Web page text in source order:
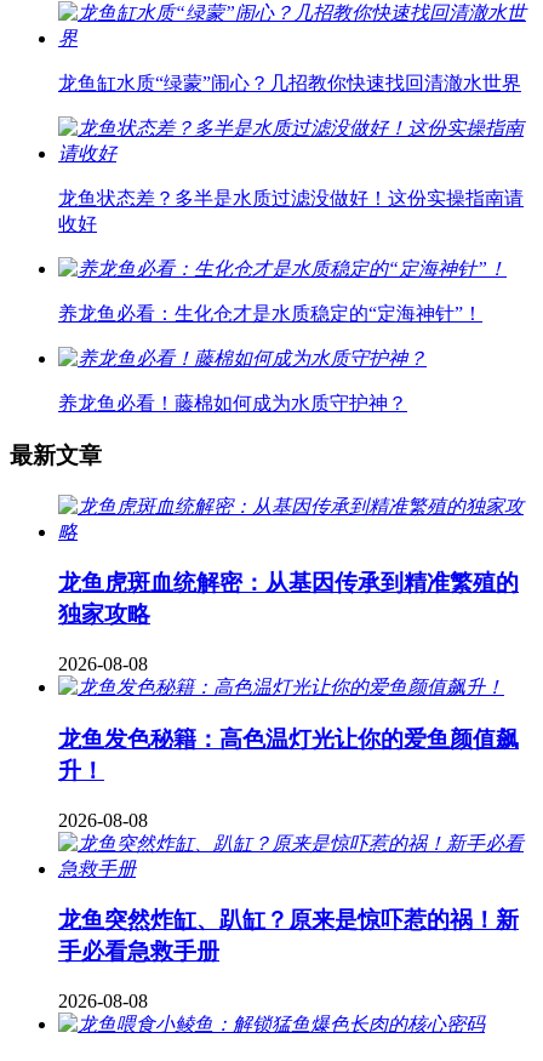
龙鱼缸水质“绿蒙”闹心？几招教你快速找回清澈水世界
龙鱼状态差？多半是水质过滤没做好！这份实操指南请
收好
养龙鱼必看：生化仓才是水质稳定的“定海神针”！
养龙鱼必看！藤棉如何成为水质守护神？
最新文章
龙鱼虎斑血统解密：从基因传承到精准繁殖的
独家攻略
2026-08-08
龙鱼发色秘籍：高色温灯光让你的爱鱼颜值飙
升！
2026-08-08
龙鱼突然炸缸、趴缸？原来是惊吓惹的祸！新
手必看急救手册
2026-08-08